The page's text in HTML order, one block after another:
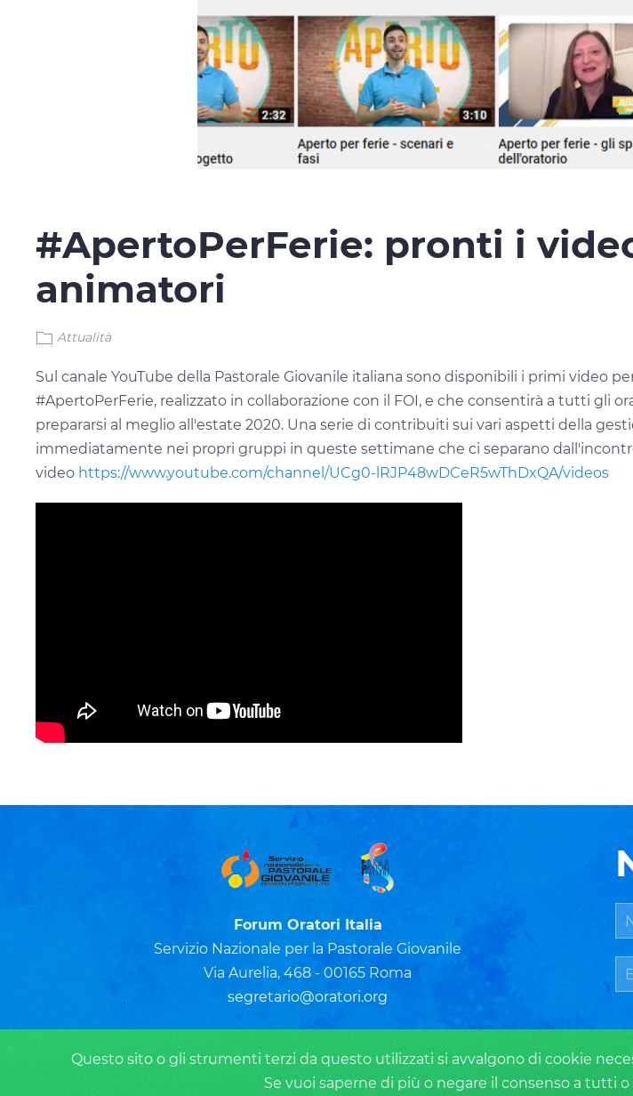
Questo sito o gli strumenti terzi da questo utilizzati si avvalgono di cookie
Se vuoi saperne di più o negare il consenso a tutti
#ApertoPerFerie: pronti i
animatori
Attualità
Sul canale YouTube della Pastorale Giovanile italiana sono disponibili i primi video
#ApertoPerFerie, realizzato in collaborazione con il FOI, e che consentirà a tutti gli
prepararsi al meglio all'estate 2020. Una serie di contribuiti sui vari aspetti della
immediatamente nei propri gruppi in queste settimane che ci separano
video https://www.youtube.com/channel/UCg0-lRJP48wDCeR5wThDxQA/videos
Forum Oratori Italia
Servizio Nazionale per la Pastorale Giovanile
Via Aurelia, 468 - 00165 Roma
segretario@oratori.org